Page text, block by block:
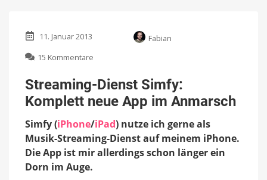
11. Januar 2013
Fabian
15 Kommentare
Dienst
Simfy:
Komplett
App
im
Anmarsch
Streaming-Dienst Simfy:
Komplett neue App im Anmarsch
Simfy (iPhone/iPad) nutze ich gerne als
Musik-Streaming-Dienst auf meinem iPhone.
Die App ist mir allerdings schon länger ein
Dorn im Auge.